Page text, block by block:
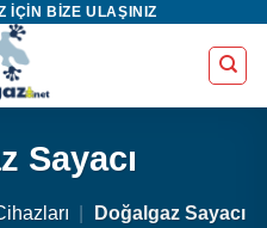
IÇIN BIZE ULAŞINIZ
Sayacı
Doğalgaz Sayacı